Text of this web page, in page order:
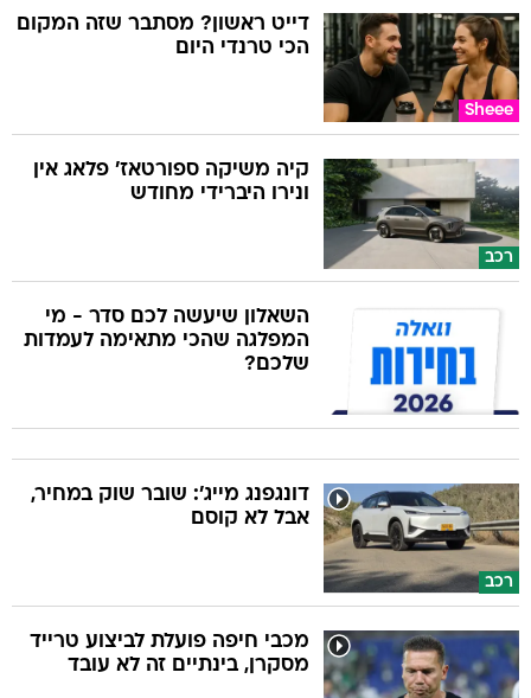
Sheee
דייט ראשון? מסתבר שזה המקום
הכי טרנדי היום
רכב
קיה משיקה ספורטאז' פלאג אין
ונירו היברידי מחודש
השאלון שיעשה לכם סדר - מי
המפלגה שהכי מתאימה לעמדות
שלכם?
רכב
דונגפנג מייג': שובר שוק במחיר,
אבל לא קוסם
מכבי חיפה פועלת לביצוע טרייד
מסקרן, בינתיים זה לא עובד